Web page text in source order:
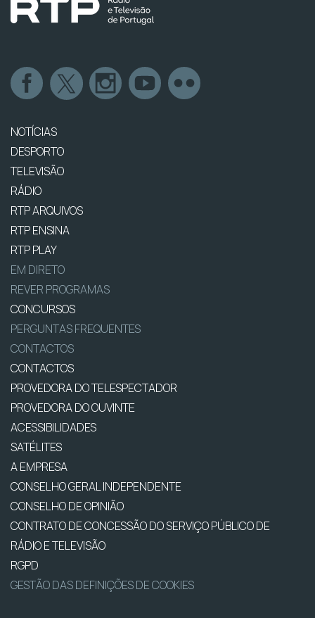
NOTÍCIAS
DESPORTO
TELEVISÃO
RÁDIO
RTP ARQUIVOS
RTP ENSINA
RTP PLAY
EM DIRETO
REVER PROGRAMAS
CONCURSOS
PERGUNTAS FREQUENTES
CONTACTOS
CONTACTOS
PROVEDORA DO TELESPECTADOR
PROVEDORA DO OUVINTE
ACESSIBILIDADES
SATÉLITES
A EMPRESA
CONSELHO GERAL INDEPENDENTE
CONSELHO DE OPINIÃO
CONTRATO DE CONCESSÃO DO SERVIÇO PÚBLICO DE
RÁDIO E TELEVISÃO
RGPD
GESTÃO DAS DEFINIÇÕES DE COOKIES